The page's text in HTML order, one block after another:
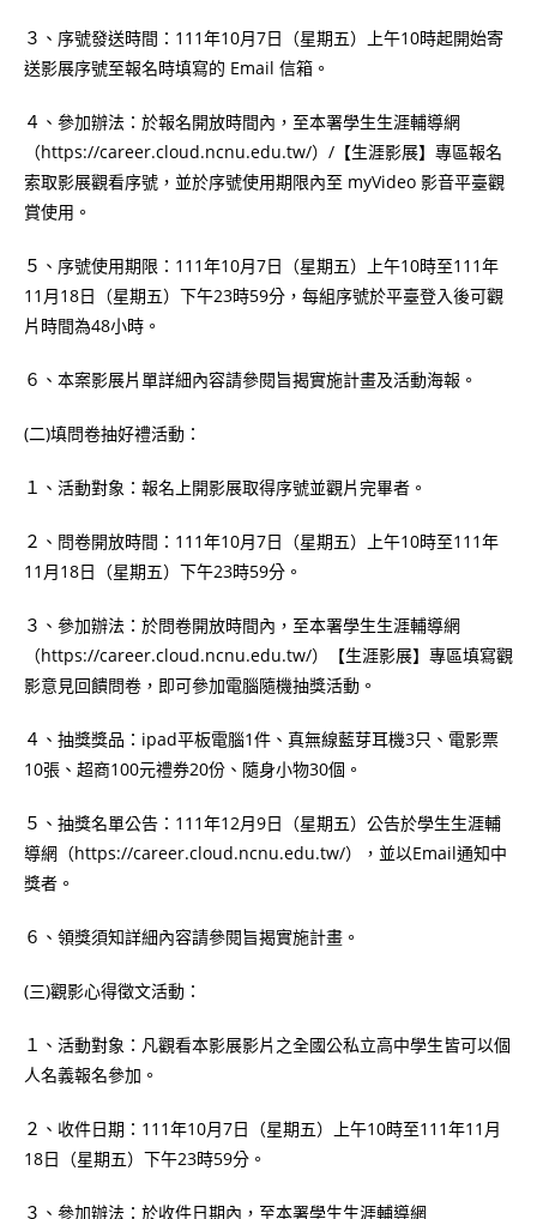
３、序號發送時間：111年10月7日（星期五）上午10時起開始寄
送影展序號至報名時填寫的 Email 信箱。
４、參加辦法：於報名開放時間內，至本署學生生涯輔導網
（https://career.cloud.ncnu.edu.tw/）/【生涯影展】專區報名
索取影展觀看序號，並於序號使用期限內至 myVideo 影音平臺觀
賞使用。
５、序號使用期限：111年10月7日（星期五）上午10時至111年
11月18日（星期五）下午23時59分，每組序號於平臺登入後可觀
片時間為48小時。
６、本案影展片單詳細內容請參閱旨揭實施計畫及活動海報。
(二)填問卷抽好禮活動：
１、活動對象：報名上開影展取得序號並觀片完畢者。
２、問卷開放時間：111年10月7日（星期五）上午10時至111年
11月18日（星期五）下午23時59分。
３、參加辦法：於問卷開放時間內，至本署學生生涯輔導網
（https://career.cloud.ncnu.edu.tw/）【生涯影展】專區填寫觀
影意見回饋問卷，即可參加電腦隨機抽獎活動。
４、抽獎獎品：ipad平板電腦1件、真無線藍芽耳機3只、電影票
10張、超商100元禮券20份、隨身小物30個。
５、抽獎名單公告：111年12月9日（星期五）公告於學生生涯輔
導網（https://career.cloud.ncnu.edu.tw/），並以Email通知中
獎者。
６、領獎須知詳細內容請參閱旨揭實施計畫。
(三)觀影心得徵文活動：
１、活動對象：凡觀看本影展影片之全國公私立高中學生皆可以個
人名義報名參加。
２、收件日期：111年10月7日（星期五）上午10時至111年11月
18日（星期五）下午23時59分。
３、參加辦法：於收件日期內，至本署學生生涯輔導網